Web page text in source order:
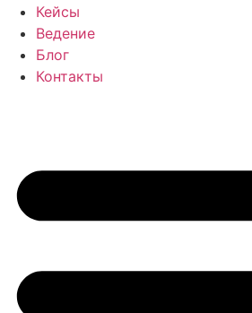
Кейсы
Ведение
Блог
Контакты